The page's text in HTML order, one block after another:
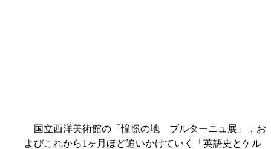
国立西洋美術館の「憧憬の地 ブルターニュ展」，お
よびこれから1ヶ月ほど追いかけていく「英語史とケル